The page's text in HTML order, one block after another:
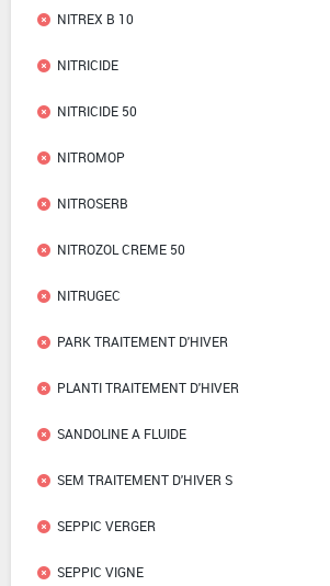
NITREX B 10
NITRICIDE
NITRICIDE 50
NITROMOP
NITROSERB
NITROZOL CREME 50
NITRUGEC
PARK TRAITEMENT D'HIVER
PLANTI TRAITEMENT D'HIVER
SANDOLINE A FLUIDE
SEM TRAITEMENT D'HIVER S
SEPPIC VERGER
SEPPIC VIGNE